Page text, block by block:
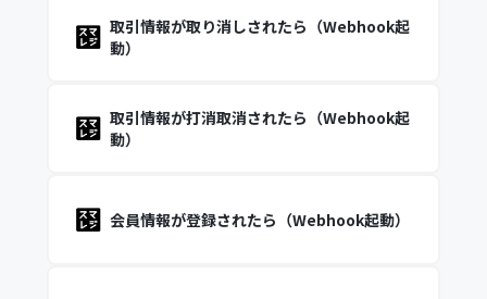
取引情報が取り消しされたら（Webhook起
動）
取引情報が打消取消されたら（Webhook起
動）
会員情報が登録されたら（Webhook起動）